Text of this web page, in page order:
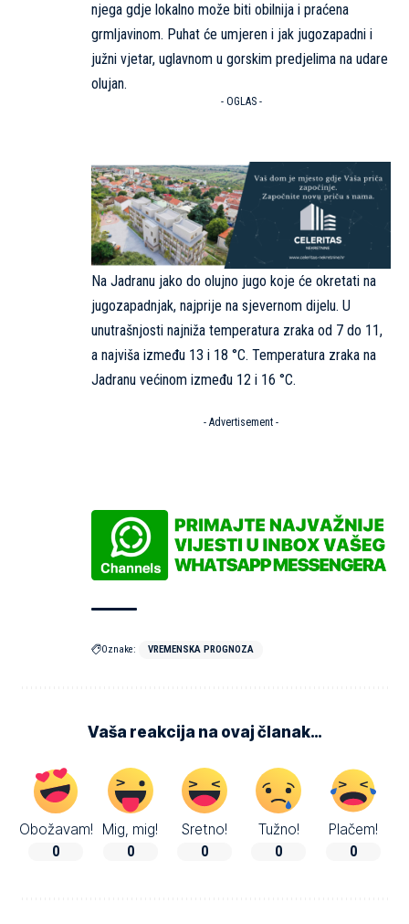
njega gdje lokalno može biti obilnija i praćena
grmljavinom. Puhat će umjeren i jak jugozapadni i
južni vjetar, uglavnom u gorskim predjelima na udare
olujan.
- OGLAS -
Na Jadranu jako do olujno jugo koje će okretati na
jugozapadnjak, najprije na sjevernom dijelu. U
unutrašnjosti najniža temperatura zraka od 7 do 11,
a najviša između 13 i 18 °C. Temperatura zraka na
Jadranu većinom između 12 i 16 °C.
- Advertisement -
Oznake: VREMENSKA PROGNOZA
Vaša reakcija na ovaj članak…
Obožavam!
0
Mig, mig!
0
Sretno!
0
Tužno!
0
Plačem!
0